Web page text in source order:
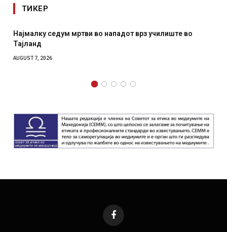
ТИКЕР
во
СОЗИС: Украинците повеќе им веруваат на
Facebook